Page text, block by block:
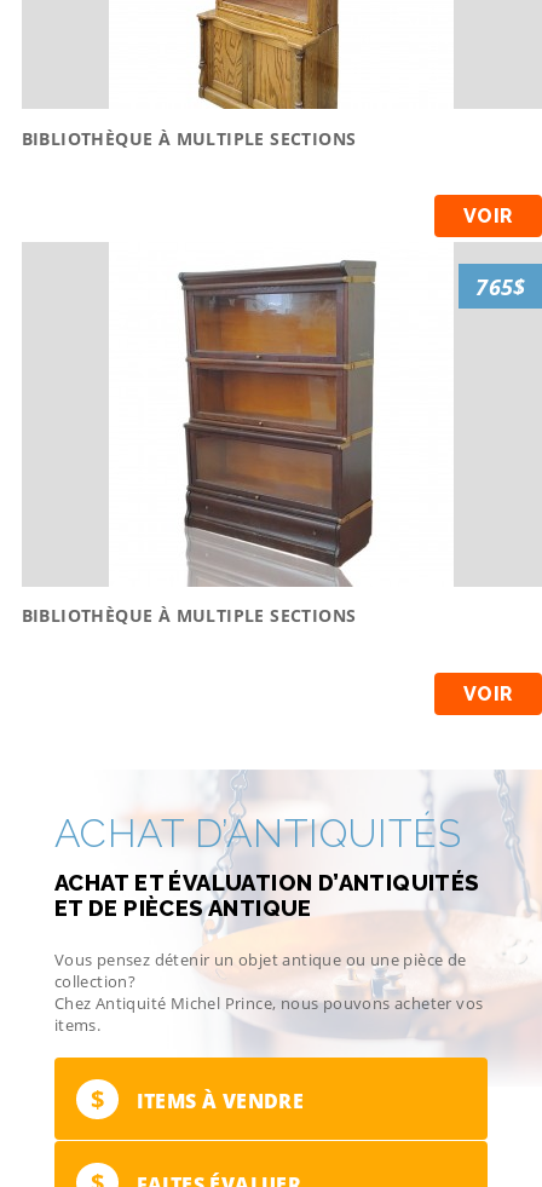
BIBLIOTHÈQUE À MULTIPLE SECTIONS
VOIR
BIBLIOTHÈQUE À MULTIPLE SECTIONS
VOIR
765$
ACHAT D’ANTIQUITÉS
ACHAT ET ÉVALUATION D’ANTIQUITÉS
ET DE PIÈCES ANTIQUE
Vous pensez détenir un objet antique ou une pièce de
collection?
Chez Antiquité Michel Prince, nous pouvons acheter vos
items.
$ ITEMS À VENDRE